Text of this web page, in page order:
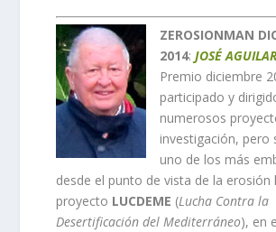
ZEROSIONMAN
2014:JOSÉ
Premio diciembre
participado y
numerosos
investigación, pero
uno de los más
desde el punto de vista de la erosión
proyecto LUCDEME (Lucha Contra la
Desertificación del Mediterráneo), en